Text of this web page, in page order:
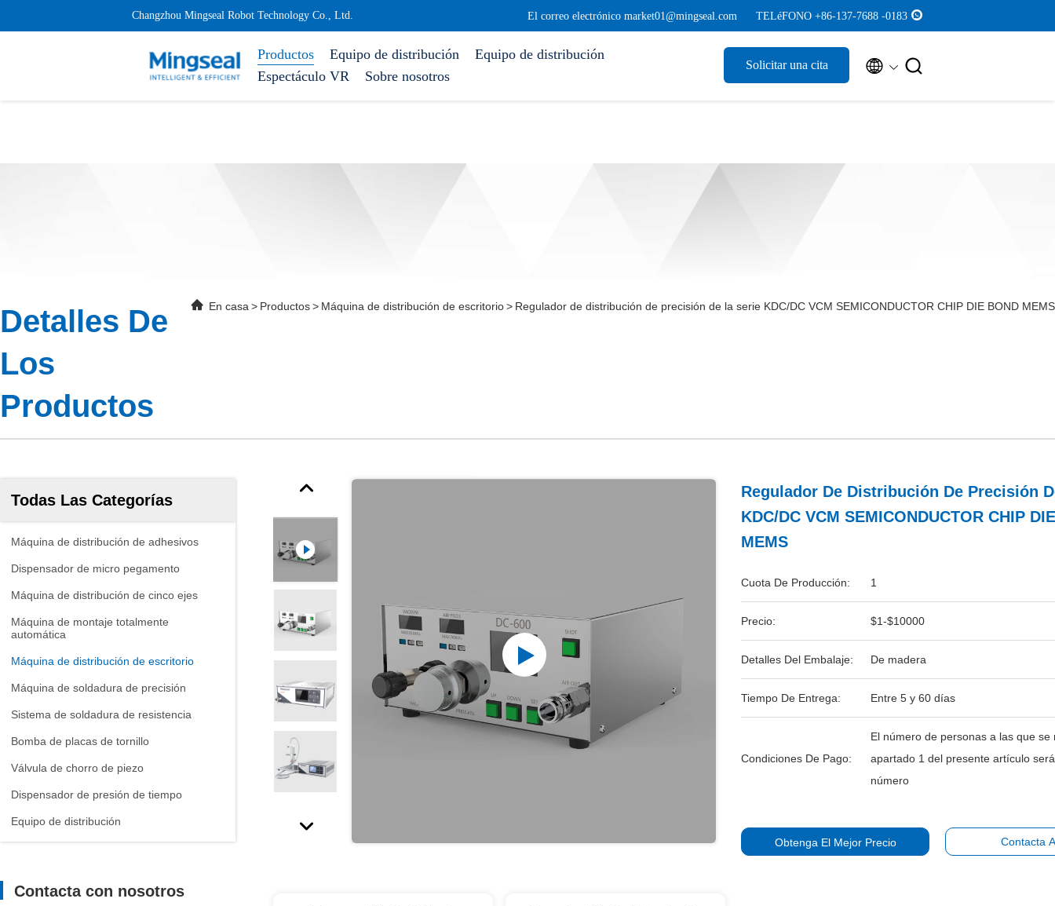
Changzhou Mingseal Robot Technology Co., Ltd. El correo electrónico market01@mingseal.com TELéFONO +86-137-7688 -0183
Productos Equipo de distribución
Equipo de distribución
Espectáculo VR
Sobre nosotros
Solicitar una cita  
En casa > Productos> Máquina de distribución de escritorio> Regulador de distribución de precisión de la serie KDC/DC VCM SEMICONDUCTOR CHIP DIE BOND MEMS
Detalles De
Los
Productos
Todas Las Categorías
Máquina de distribución de adhesivos
Dispensador de micro pegamento
Máquina de distribución de cinco ejes
Máquina de montaje totalmente
automática
Máquina de distribución de escritorio
Máquina de soldadura de precisión
Sistema de soldadura de resistencia
Bomba de placas de tornillo
Válvula de chorro de piezo
Dispensador de presión de tiempo
Equipo de distribución
Contacta con nosotros
Regulador De Distribución De Precisión
KDC/DC VCM SEMICONDUCTOR CHIP
MEMS
Cuota De Producción: 1
Precio: $1-$10000
Detalles Del Embalaje: De madera
Tiempo De Entrega: Entre 5 y 60 días
Condiciones De Pago:
El número de personas a las que se
apartado 1 del presente artículo
número
Obtenga El Mejor Precio Contacta